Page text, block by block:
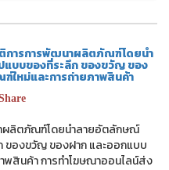
การการพัฒนาผลิตภัณฑ์โดยนำ
บบของที่ระลึก ของขวัญ ของ
หม่และการถ่ายภาพสินค้า
ผลิตภัณฑ์โดยนำลายอัตลักษณ์
ของขวัญ ของฝาก และออกแบบ
สินค้า การทำโฆษณาออนไลน์ส่ง